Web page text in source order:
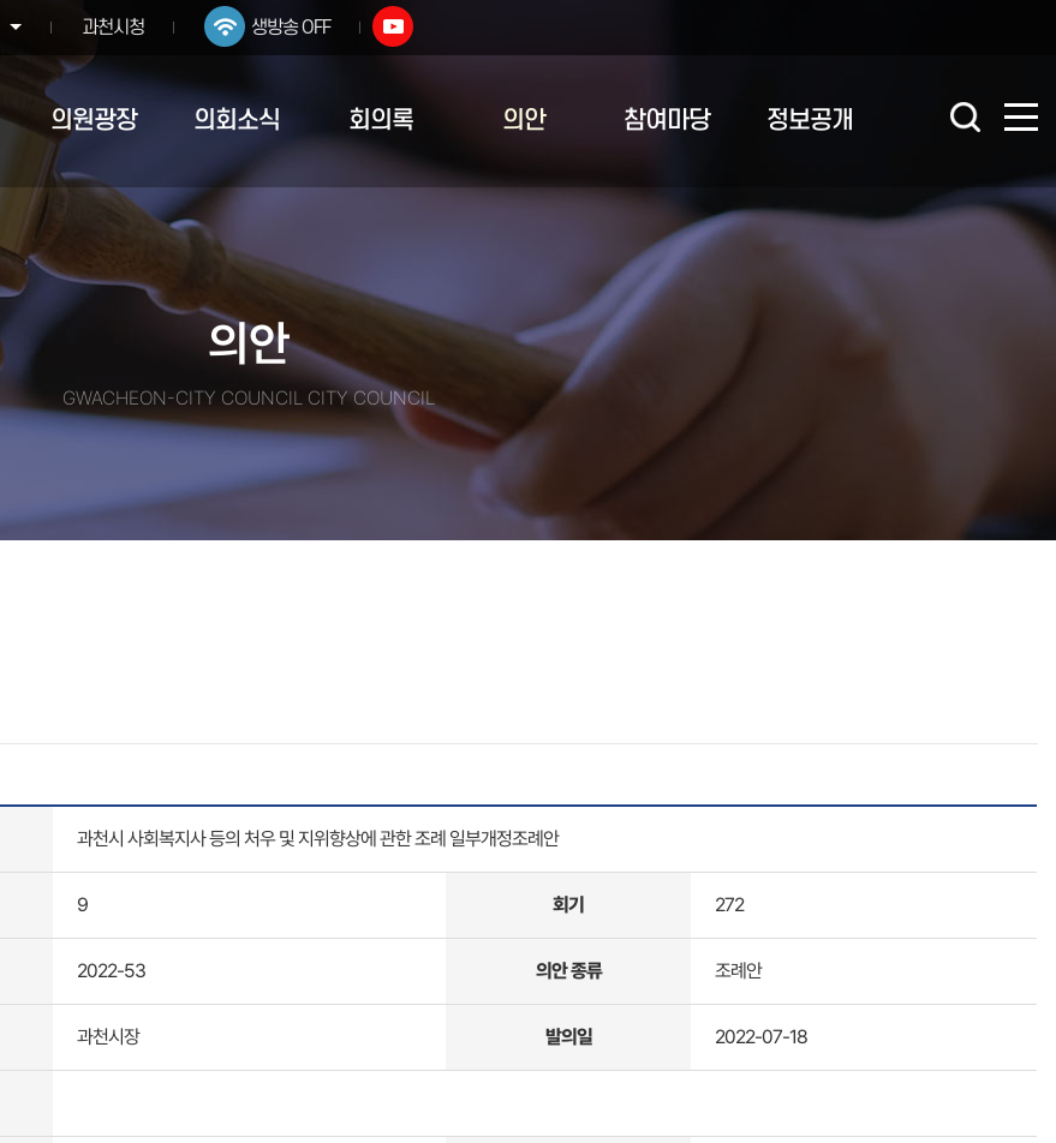
과천시청 생방송 OFF
의원광장 의회소식 회의록 의안 참여마당 정보공개
의안
GWACHEON-CITY COUNCIL CITY COUNCIL
과천시 사회복지사 등의 처우 및 지위향상에 관한 조례 일부개정조례안
9 회기 272
2022-53 의안 종류 조례안
과천시장 발의일 2022-07-18